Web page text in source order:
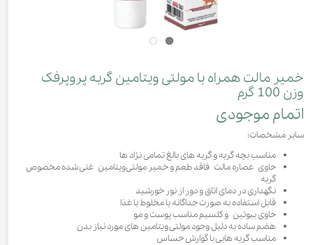
خمیر مالت همراه با مولتی ویتامین گربه پروپرفک
وزن 100 گرم
اتمام موجودی
سایر مشخصات:
مناسب بچه گربه و گربه های بالغ تمامی نژاد ها
حاوی عصاره مالت فاقد طعم و خمیر مولتی‌ویتامین غنی شده مخصوص
گربه
نگهداری در دمای اتاق و دور از نور خورشید
قابل استفاده به صورت جداگانه یا مخلوط با غذا
حاوی بیوتین و کلسیم مناسب پوست و مو
هضم ساده به دلیل وجود مولتی ویتامین های مورد نیاز بدن
مناسب گربه هایی با گوارش حساس